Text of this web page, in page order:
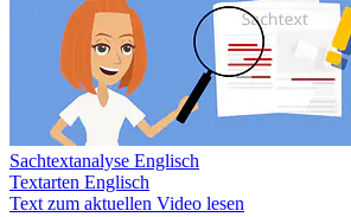
Sachtextanalyse Englisch
Textarten Englisch
Text zum aktuellen Video lesen